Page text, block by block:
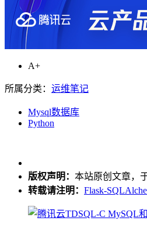
A+
所属分类： 运维笔记
Mysql数据库
Python
版权声明： 本站原创文章，
转载请注明： Flask-